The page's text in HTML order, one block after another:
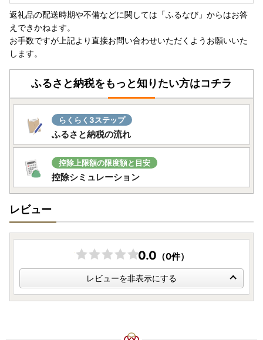
返礼品の配送時期や不備などに関しては「ふるなび」からはお答
えできかねます。
お手数ですが上記より直接お問い合わせいただくようお願いいた
します。
ふるさと納税をもっと知りたい方はコチラ
らくらく3ステップ
ふるさと納税の流れ
控除上限額の限度額と目安
控除シミュレーション
レビュー
0.0 （0件）
レビューを非表示にする